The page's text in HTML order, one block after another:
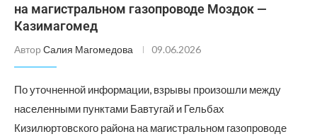
на магистральном газопроводе Моздок —
Казимагомед
Автор Салия Магомедова 09.06.2026
По уточненной информации, взрывы произошли между
населенными пунктами Бавтугай и Гельбах
Кизилюртовского района на магистральном газопроводе